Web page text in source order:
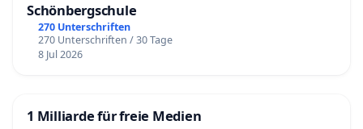
Schönbergschule
270 Unterschriften
270 Unterschriften / 30 Tage
8 Jul 2026
1 Milliarde für freie Medien